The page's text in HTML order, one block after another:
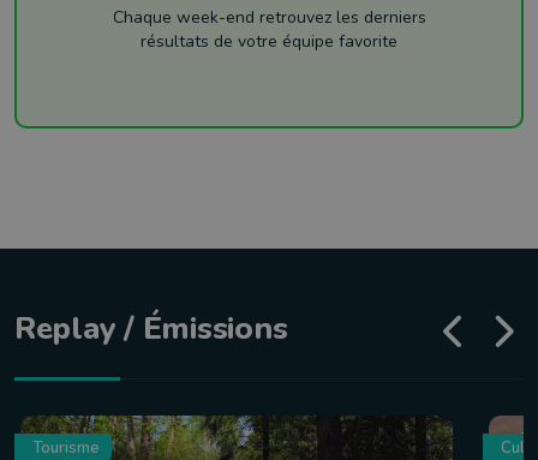
Chaque week-end retrouvez les derniers
résultats de votre équipe favorite
Replay / Émissions
Tourisme